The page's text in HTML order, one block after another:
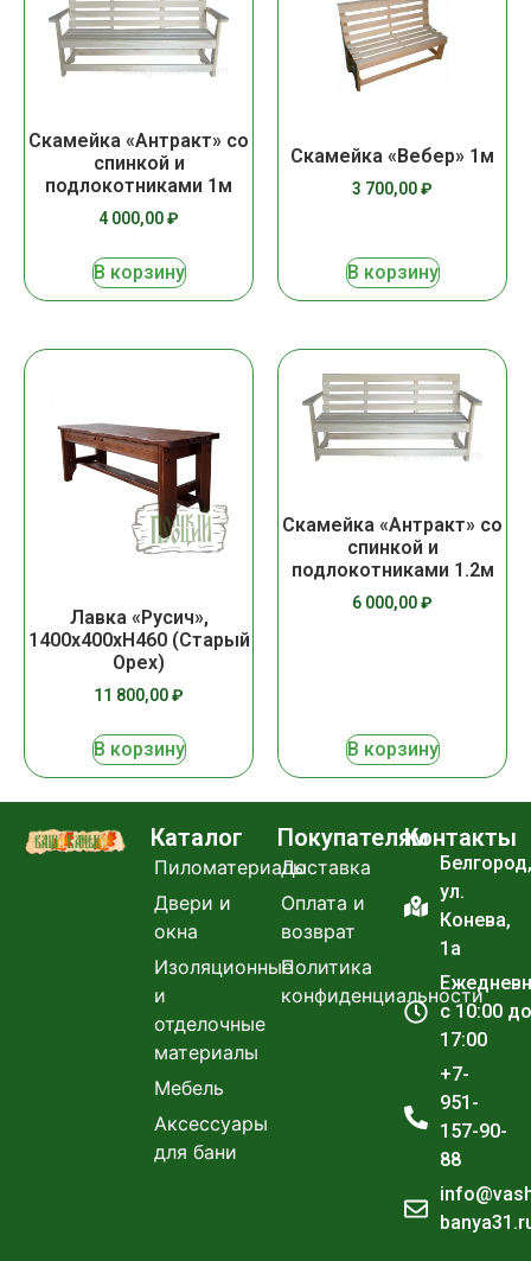
Скамейка «Антракт» со
спинкой и
подлокотниками 1м
4 000,00₽
В корзину
Скамейка «Вебер» 1м
3 700,00₽
В корзину
Лавка «Русич»,
1400х400хН460 (Старый
Орех)
11 800,00₽
В корзину
Скамейка «Антракт» со
спинкой и
подлокотниками 1.2м
6 000,00₽
В корзину
Каталог
Пиломатериалы
Двери и
окна
Изоляционные
и
отделочные
материалы
Мебель
Аксессуары
для бани
Покупателям
Доставка
Оплата и
возврат
Политика
конфиденциальности
Контакты
Белгород,
ул.
Конева,
1а
с 10:00 до
17:00
+7-
951-
157-90-
88